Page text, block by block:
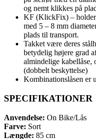
og nemt klikkes på
KF (KlickFix) – holder
med 5 – 8 mm
plads til transport.
Takket være deres
betydelig højere grad
almindelige kabellåse,
(dobbelt beskyttelse)
Kombinationslåsen er
SPECIFIKATIONER
Anvendelse: On Bike/Lås
Farve: Sort
Længde: 85 cm